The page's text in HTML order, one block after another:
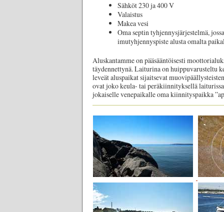
Sähköt 230 ja 400 V
Valaistus
Makea vesi
Oma septin tyhjennysjärjestelmä,
imutyhjennyspiste alusta omalta
Aluskantamme on pääsääntöisesti
täydennettynä. Laiturina on huippuvarusteltu
leveät aluspaikat sijaitsevat
ovat joko keula- tai peräkiinnityksellä
jokaiselle venepaikalle oma kiinnityspaikka